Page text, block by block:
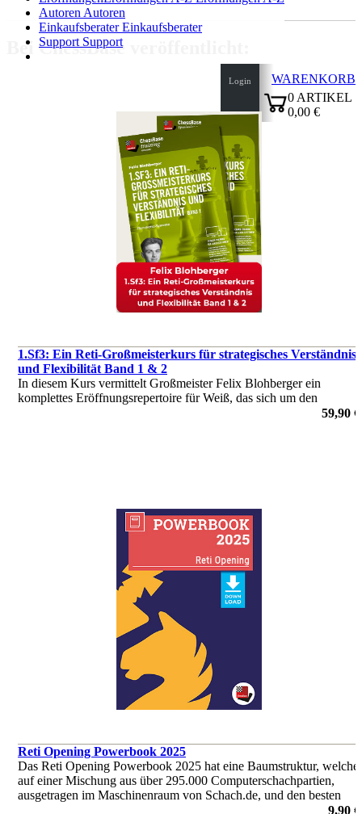
Autoren Autoren
EinkaufsberaterEinkaufsberater
Support Support
Login
WARENKORB
0 ARTIKEL
0,00 €
Bei ChessBase veröffentlicht:
1.Sf3: Ein Reti-Großmeisterkurs für strategisches Verständnis
und Flexibilität Band 1 & 2
In diesem Kurs vermittelt Großmeister Felix Blohberger ein
komplettes Eröffnungsrepertoire für Weiß, das sich um den
59,90 €
Reti Opening Powerbook 2025
Das Reti Opening Powerbook 2025 hat eine Baumstruktur, welche
auf einer Mischung aus über 295.000 Computerschachpartien,
ausgetragen im Maschinenraum von Schach.de, und den besten
9,90 €